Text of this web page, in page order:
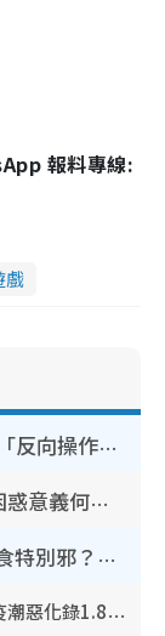
報料專線:
戲
WhatsApp預設貼圖點刪？揭1招「反向操作」還原簡潔介面 附3步實測教學
香港山邊鐵閘邊門大開？內地客困惑意義何在！網民神回覆：呢種叫法理性防禦
鬼門開2026｜農曆七月撞正日全食特別邪？專家警告切忌做一事！揭4大禁忌+2招保平安
奪命寄生蟲｜食生菜狂瀉首現死者！疫潮惡化錄1.8萬宗病例 揭洗菜3大謬誤